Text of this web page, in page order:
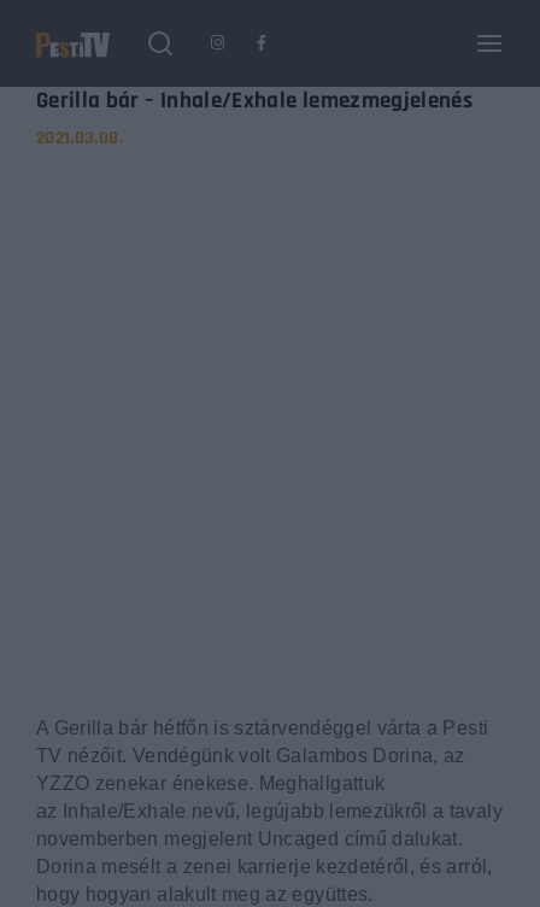
Gerilla bár – Inhale/Exhale lemezmegjelenés
2021.03.08.
A Gerilla bár hétfőn is sztárvendéggel várta a Pesti
TV nézőit. Vendégünk volt Galambos Dorina, az
YZZO zenekar énekese. Meghallgattuk
az Inhale/Exhale nevű, legújabb lemezükről a tavaly
novemberben megjelent Uncaged című dalukat.
Dorina mesélt a zenei karrierje kezdetéről, és arról,
hogy hogyan alakult meg az együttes.
Login Register